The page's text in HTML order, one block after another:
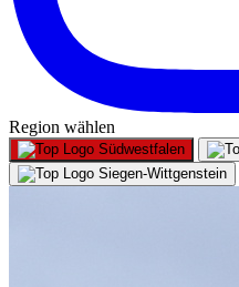
Region wählen
Südwestfalen
Siegen-Wittgenstein